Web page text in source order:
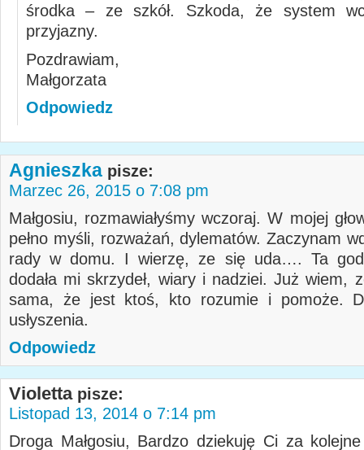
środka – ze szkół. Szkoda, że system
przyjazny.
Pozdrawiam,
Małgorzata
Odpowiedz
Agnieszka pisze:
Marzec 26, 2015 o 7:08 pm
Małgosiu, rozmawiałyśmy wczoraj. W mojej
pełno myśli, rozważań, dylematów. Zaczynam
rady w domu. I wierzę, ze się uda…. Ta
dodała mi skrzydeł, wiary i nadziei. Już wiem,
sama, że jest ktoś, kto rozumie i pomoże.
usłyszenia.
Odpowiedz
Violetta pisze:
Listopad 13, 2014 o 7:14 pm
Droga Małgosiu, Bardzo dziekuję Ci za